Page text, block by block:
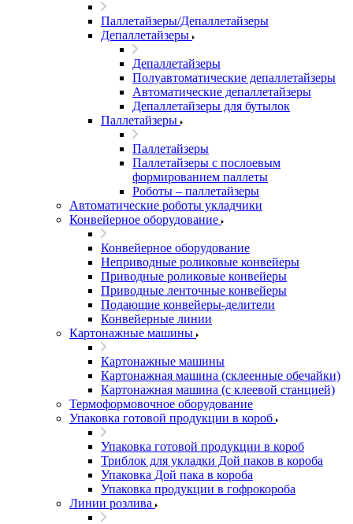
Паллетайзеры/Депаллетайзеры
Депаллетайзеры
Депаллетайзеры
Полуавтоматические депаллетайзеры
Автоматические депаллетайзеры
Депаллетайзеры для бутылок
Паллетайзеры
Паллетайзеры
Паллетайзеры с послоевым
формированием паллеты
Роботы – паллетайзеры
Автоматические роботы укладчики
Конвейерное оборудование
Конвейерное оборудование
Неприводные роликовые конвейеры
Приводные роликовые конвейеры
Приводные ленточные конвейеры
Подающие конвейеры-делители
Конвейерные линии
Картонажные машины
Картонажные машины
Картонажная машина (склеенные обечайки)
Картонажная машина (с клеевой станцией)
Термоформовочное оборудование
Упаковка готовой продукции в короб
Упаковка готовой продукции в короб
Триблок для укладки Дой паков в короба
Упаковка Дой пака в короба
Упаковка продукции в гофрокороба
Линии розлива